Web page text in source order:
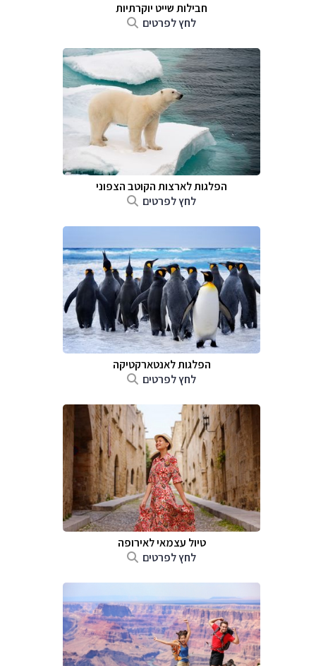
חבילות שייט יוקרתיות
לחץ לפרטים
הפלגות לארצות הקוטב הצפוני
לחץ לפרטים
הפלגות לאנטארקטיקה
לחץ לפרטים
טיול עצמאי לאירופה
לחץ לפרטים